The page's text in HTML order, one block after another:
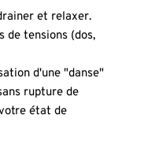
et relaxer.
de tensions (dos,
d'une "danse"
rupture de
état de